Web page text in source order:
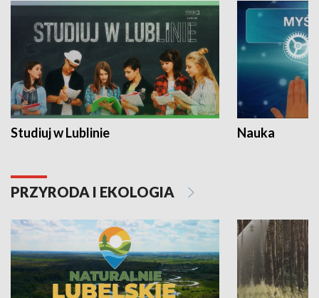
Studiuj w Lublinie Nauka
PRZYRODA I EKOLOGIA